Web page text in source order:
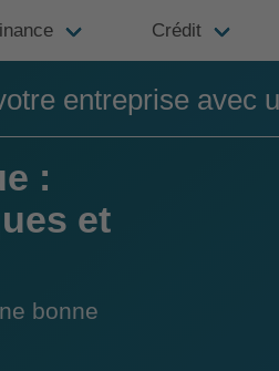
Crédit
entreprise avec
:
et
bonne